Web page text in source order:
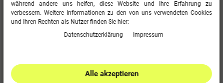
zusätzliche Schicht? Dann ist dieses adidas Longsleeve genau das
Richtige. Es ist schmal geschnitten, damit es unter dein
Fußballtrikot passt und dich vor Kälte schützt. Die
feuchtigkeitsabsorbierende AEROREADY Technologie hält dich
Primegreen: hergestellt mit verschiedenen, funktionalen
Recyclingmaterialien.
während andere uns helfen, diese Website und Ihre Erfahrung zu
verbessern. Weitere Informationen zu den von uns verwendeten Cookies
und Ihren Rechten als Nutzer finden Sie hier:
Daten­schutz­erklärung
Impressum
Alle akzeptieren